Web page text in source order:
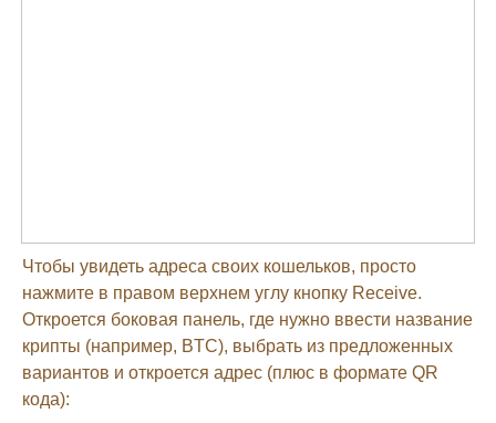
Чтобы увидеть адреса своих кошельков, просто
нажмите в правом верхнем углу кнопку Receive.
Откроется боковая панель, где нужно ввести название
крипты (например, BTC), выбрать из предложенных
вариантов и откроется адрес (плюс в формате QR
кода):